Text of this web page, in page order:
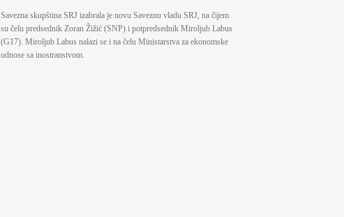
Savezna skupština SRJ izabrala je novu Saveznu vladu SRJ, na čijem
su čelu predsednik Zoran Žižić (SNP) i potpredsednik Miroljub Labus
(G17). Miroljub Labus nalazi se i na čelu Ministarstva za ekonomske
odnose sa inostranstvom.